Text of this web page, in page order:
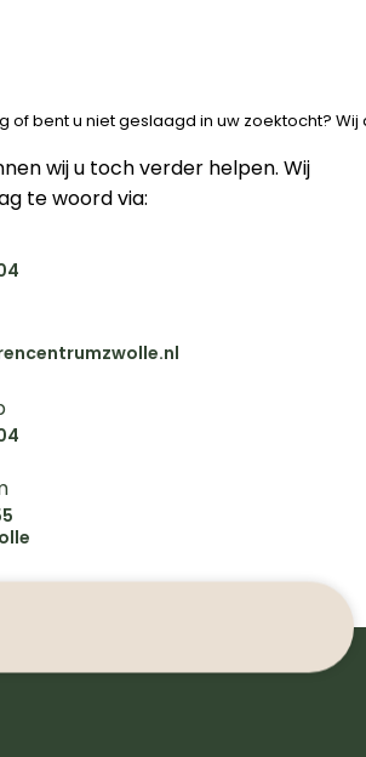
of bent u niet geslaagd in uw zoektocht?
wij u toch verder helpen. Wij
te woord via: